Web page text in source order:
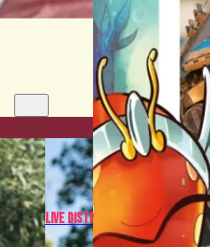
Live District